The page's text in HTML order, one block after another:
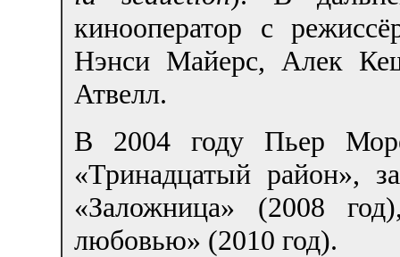
кинооператор с
Нэнси Майерс, Алек
Атвелл.
В 2004 году Пьер
«Тринадцатый район»,
«Заложница» (2008
любовью» (2010 год).